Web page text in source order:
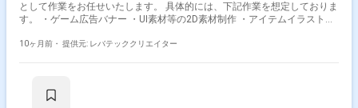
として作業をお任せいたします。 具体的には、下記作業を想定しておりま
す。 ・ゲーム広告バナー ・UI素材等の2D素材制作 ・アイテムイラスト制
10ヶ月前・ 提供元: レバテッククリエイター